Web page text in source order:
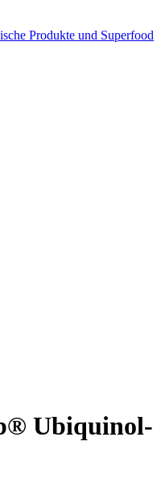
Produkte und Superfood
Ubiquinol-